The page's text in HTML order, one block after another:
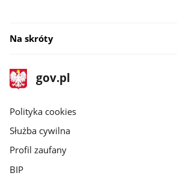
Na skróty
stopka
gov.pl
Strona
gov.pl
gov.pl
Polityka cookies
Służba cywilna
Profil zaufany
BIP